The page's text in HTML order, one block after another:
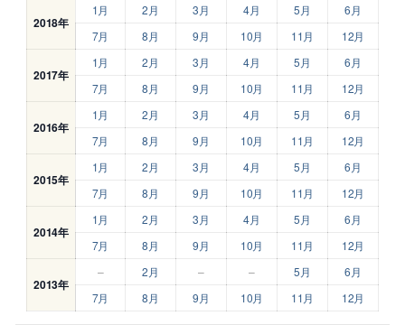
2018年
1月 2月 3月 4月 5月
6月
7月
8月 9月 10月 11月 12月
2017年
1月 2月 3月 4月 5月
6月
7月
8月 9月 10月 11月 12月
2016年
1月 2月 3月 4月 5月
6月
7月
8月 9月 10月 11月 12月
2015年
1月 2月 3月 4月 5月
6月
7月
8月 9月 10月 11月 12月
2014年
1月 2月 3月 4月 5月
6月
7月
8月 9月 10月 11月 12月
2013年
– 2月 – – 5月
6月
7月
8月 9月 10月 11月 12月